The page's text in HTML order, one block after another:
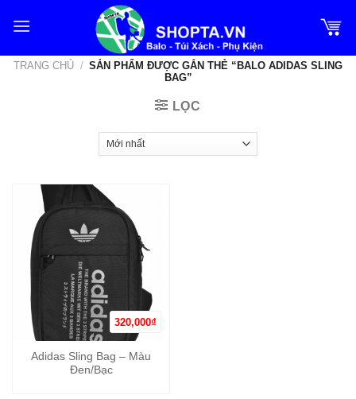
qua
dungTRANG CHỦ / SẢN PHẨM ĐƯỢC GẮN THẺ “BALO ADIDAS SLING
BAG”
LỌC
320,000₫
Adidas Sling Bag – Màu
Đen/Bạc